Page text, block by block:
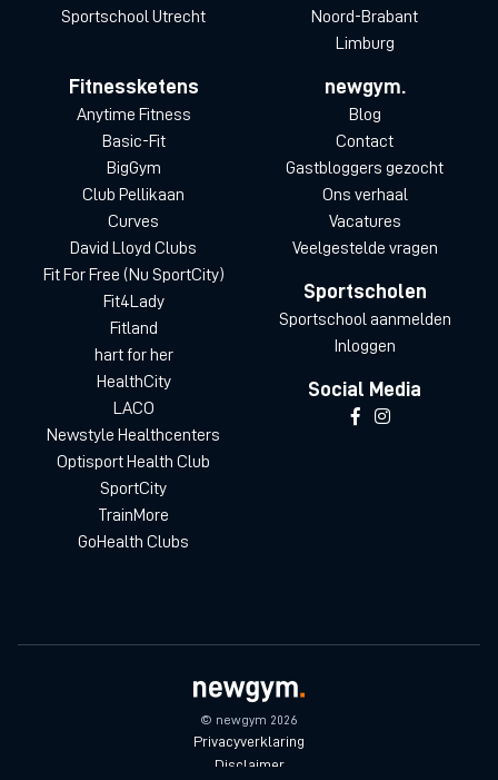
Sportschool Utrecht
Noord-Brabant
Limburg
Fitnessketens
Anytime Fitness
Basic-Fit
BigGym
Club Pellikaan
Curves
David Lloyd Clubs
Fit For Free (Nu SportCity)
Fit4Lady
Fitland
hart for her
HealthCity
LACO
Newstyle Healthcenters
Optisport Health Club
SportCity
TrainMore
GoHealth Clubs
newgym.
Blog
Contact
Gastbloggers gezocht
Ons verhaal
Vacatures
Veelgestelde vragen
Sportscholen
Sportschool aanmelden
Inloggen
Social Media
© newgym 2026
Privacyverklaring
Disclaimer